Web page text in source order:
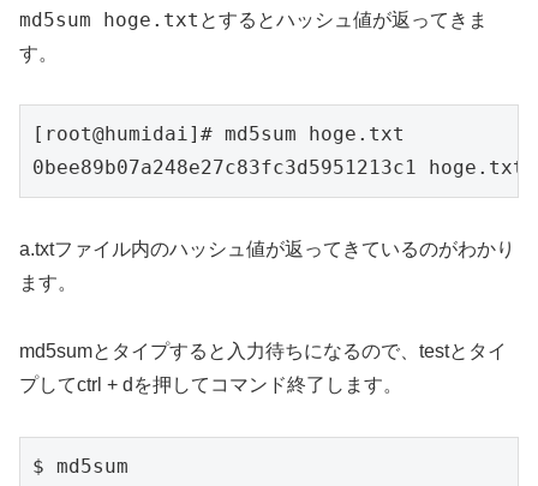
md5sum hoge.txt とするとハッシュ値が返ってきま
す。
[root@humidai]# md5sum hoge.txt
0bee89b07a248e27c83fc3d5951213c1 hoge.txt
a.txtファイル内のハッシュ値が返ってきているのがわかり
ます。
md5sumとタイプすると入力待ちになるので、testとタイ
プしてctrl + dを押してコマンド終了します。
$ md5sum